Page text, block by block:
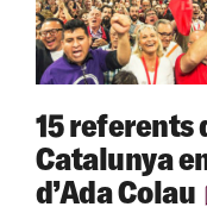
15 referents
Catalunya
d’Ada Colau